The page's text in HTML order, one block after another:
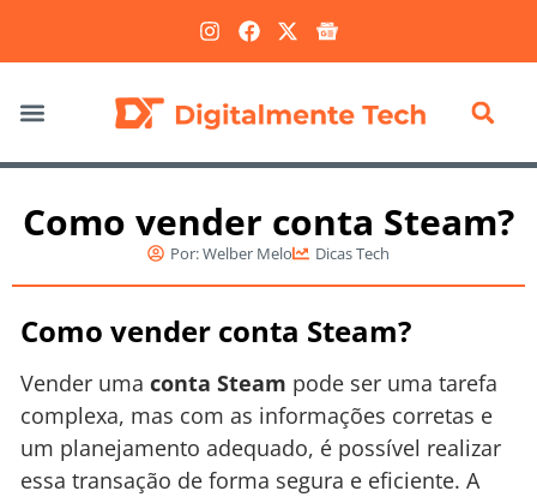
Como vender conta Steam?
Por:Welber Melo Dicas Tech
Como vender conta Steam?
Vender uma conta Steam pode ser uma tarefa
complexa, mas com as informações corretas e
um planejamento adequado, é possível realizar
essa transação de forma segura e eficiente. A